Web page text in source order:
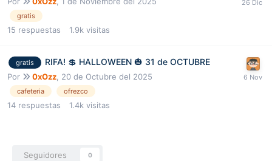
gratis
15 respuestas 1.9k visitas
gratis RIFA! 💲 HALLOWEEN 🎃 31 de OCTUBRE
Por 0xOzz 20 de Octubre del 2025
cafeteria ofrezco
14 respuestas 1.4k visitas
Seguidores 0